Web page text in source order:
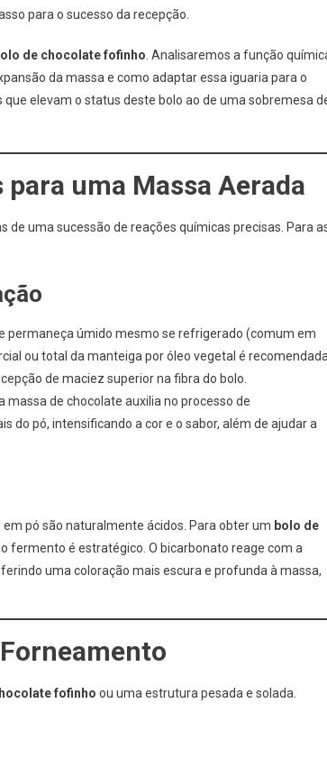
para o sucesso da recepção.
de chocolate fofinho . Analisaremos a função
da massa e como adaptar essa iguaria para o
elevam o status deste bolo ao de uma sobremesa
uma Massa Aerada
de uma sucessão de reações químicas precisas. Para
permaneça úmido mesmo se refrigerado (comum em
ou total da manteiga por óleo vegetal é
de maciez superior na fibra do bolo.
massa de chocolate auxilia no processo de
do pó, intensificando a cor e o sabor, além de ajudar a
em pó são naturalmente ácidos. Para obter um bolo de
fermento é estratégico. O bicarbonato reage com a
uma coloração mais escura e profunda à massa,
fofinho ou uma estrutura pesada e solada.